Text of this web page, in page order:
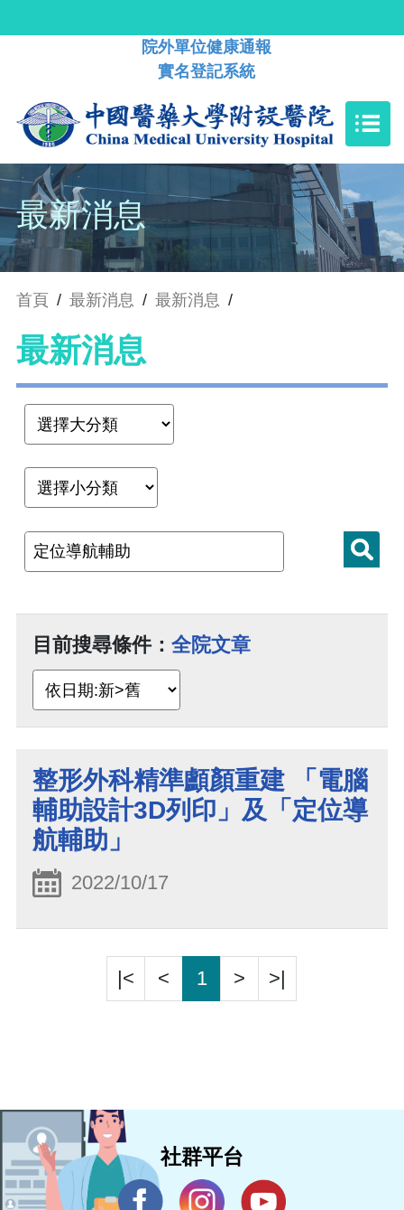
院外單位健康通報
實名登記系統
最新消息
首頁 / 最新消息 / 最新消息 /
最新消息
目前搜尋條件： 全院文章
整形外科精準顱顏重建 「電腦
輔助設計3D列印」及「定位導
航輔助」
2022/10/17
|< < 1 > >|
社群平台